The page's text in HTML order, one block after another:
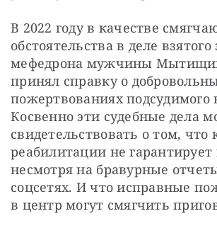
В 2022 году в качестве
обстоятельства в деле
мефедрона мужчины
принял справку о
пожертвованиях подсудимого
Косвенно эти судебные дела
свидетельствовать о том, что
реабилитации не гарантирует
несмотря на бравурные
соцсетях. И что исправные
в центр могут смягчить